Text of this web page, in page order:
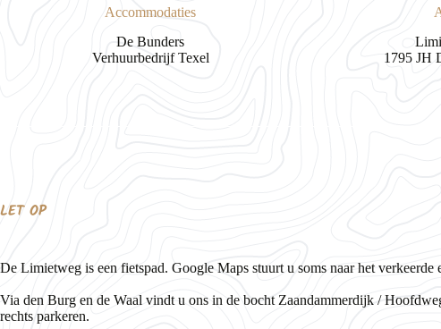
Accommodaties
De Bunders
Verhuurbedrijf Texel
1795 JH
LET OP
De Limietweg is een fietspad. Google Maps stuurt u soms naar het
Via den Burg en de Waal vindt u ons in de bocht Zaandammerdijk /
rechts parkeren.